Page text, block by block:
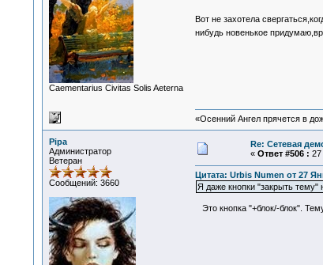
Сaementarius Civitas Solis Aeterna
Вот не захотела
нибудь новенькое
«Осенний Ангел прячется в
Pipa
Администратор
Ветеран
Сообщений: 3660
Re: Сетевая
« Ответ #506 : 27
Цитата: Urbis Numen от 27
Я даже кнопки "закрыть тему"
Это кнопка "+блок/-блок".